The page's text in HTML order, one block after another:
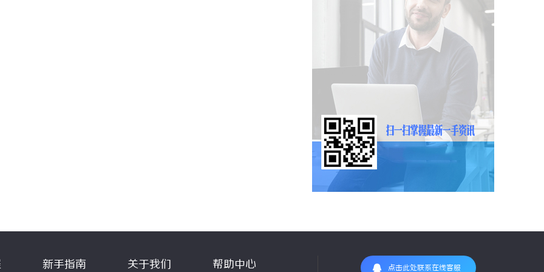
新手指南 关于我们 帮助中心 点击此处联系在线客服